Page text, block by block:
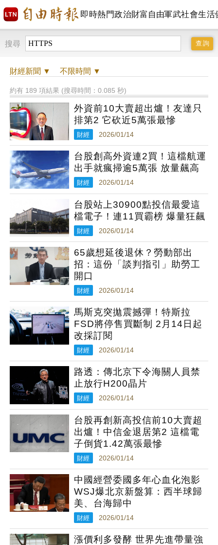
即時熱門政治財富自由軍武社會生活
搜尋
財經新聞 ▼ 不限時間 ▼
約有 189 項結果 (搜尋時間：0.085 秒)
外資前10大賣超出爐！友達只
排第2 它砍近5萬張最慘
財經 2026/01/14
台股創高外資連2買！這檔航運
出手就瘋掃逾5萬張 放量飆高
財經 2026/01/14
台股站上30900點投信最愛這
檔電子！連11買霸榜 爆量狂飆
財經 2026/01/14
65歲想延後退休？勞動部出
招：這份「談判指引」助勞工
開口
財經 2026/01/14
馬斯克突拋震撼彈！特斯拉
FSD將停售買斷制 2月14日起
改採訂閱
財經 2026/01/14
路透：傳北京下令海關人員禁
止放行H200晶片
財經 2026/01/14
台股再創新高投信前10大賣超
出爐！中信金退居第2 這檔電
子倒貨1.42萬張最慘
財經 2026/01/14
中國經營委國多年心血化泡影
WSJ爆北京新盤算：西半球歸
美、台海歸中
財經 2026/01/14
漲價利多發酵 世界先進帶量強